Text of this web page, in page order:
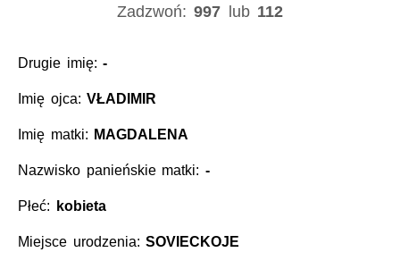
Zadzwoń:997 lub 112
Drugie imię:-
Imię ojca:VŁADIMIR
Imię matki: MAGDALENA
Nazwisko panieńskie matki: -
Płeć: kobieta
Miejsce urodzenia:SOVIECKOJE